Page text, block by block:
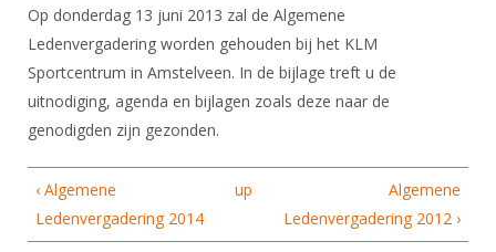
Forums
Maandelijks archief
Evenement
Website
Gebruiksvoorwaarden
Tarieven
Reglementen
Ledencijfers
Organisatie
Recreatiesport
Veteranen
Lichtzwaardschermen
Wedstrijdsport
Ranglijsten
Wat is topsport
Nieuws
NK's
DBT
Informatie
Voor de jeugd
Spreekbeurtpakket
Ouders en vereniging
Jeugdkampen
Brassardsysteem
Forums
Forums
Nieuws
Zoek Vereniging
Contact
NK organiseren
Op donderdag 13 juni 2013 zal de Algemene
Ledenvergadering worden gehouden bij het KLM
Sportcentrum in Amstelveen. In de bijlage treft u de
uitnodiging, agenda en bijlagen zoals deze naar de
genodigden zijn gezonden.
‹ Algemene
Ledenvergadering 2014
up
Algemene
Ledenvergadering 2012 ›